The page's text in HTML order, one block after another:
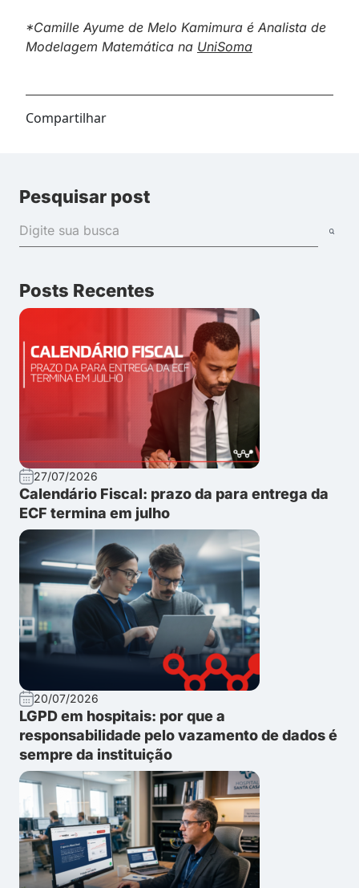
*Camille Ayume de Melo Kamimura é Analista de
Modelagem Matemática na UniSoma
Compartilhar
Pesquisar post
Posts Recentes
27/07/2026
Calendário Fiscal: prazo da para entrega da
ECF termina em julho
20/07/2026
LGPD em hospitais: por que a
responsabilidade pelo vazamento de dados é
sempre da instituição